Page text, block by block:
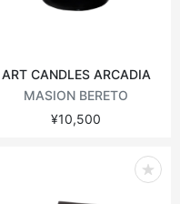
ART CANDLES ARCADIA
MASION BERETO
¥10,500